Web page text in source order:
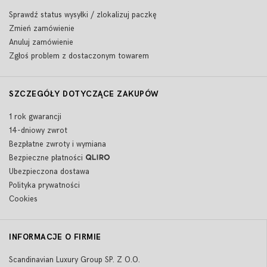
Sprawdź status wysyłki / zlokalizuj paczkę
Zmień zamówienie
Anuluj zamówienie
Zgłoś problem z dostaczonym towarem
SZCZEGÓŁY DOTYCZĄCE ZAKUPÓW
1 rok gwarancji
14-dniowy zwrot
Bezpłatne zwroty i wymiana
Bezpieczne płatności
Ubezpieczona dostawa
Polityka prywatności
Cookies
INFORMACJE O FIRMIE
Scandinavian Luxury Group SP. Z O.O.